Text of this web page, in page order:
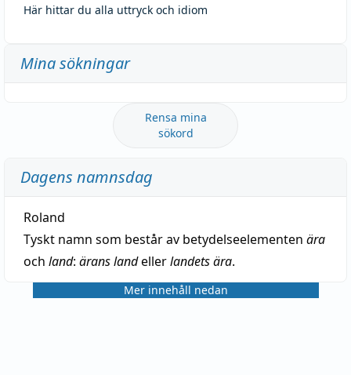
Här hittar du alla uttryck och idiom
Mina sökningar
Rensa mina
sökord
Dagens namnsdag
Roland
Tyskt namn som består av betydelseelementen ära
och land: ärans landellerlandets ära.
Mer innehåll nedan